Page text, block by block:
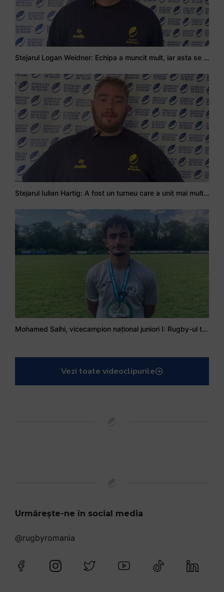
Stejarul Logan Weidner: Echipa a muncit mult, iar asta se va vedea în meciurile de la Nations Cup
Stejarul Iulian Hartig: A fost un turneu care a unit mai mult echipa
Mohamed Salhi, vicecampion național juniori I: Rugby-ul te învață să accepți și înfrângerile
Vezi toate videoclipurile
Urmărește-ne în social media
@rugbyromania